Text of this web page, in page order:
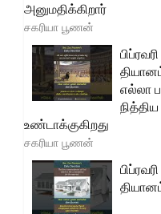
அனுமதிக்கிறார்
சகரியா பூணன்
எல்லா
உண்டாக்குகிறது
சகரியா பூணன்